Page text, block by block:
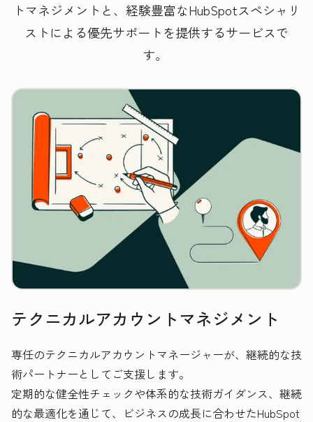
トマネジメントと、経験豊富なHubSpotスペシャリ
ストによる優先サポートを提供するサービスで
す。
テクニカルアカウントマネジメント
専任のテクニカルアカウントマネージャーが、継続的な技
術パートナーとしてご支援します。
定期的な健全性チェックや体系的な技術ガイダンス、継続
的な最適化を通じて、ビジネスの成長に合わせたHubSpot